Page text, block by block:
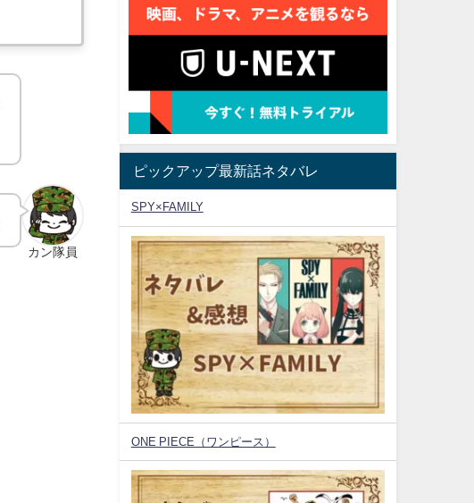
カン隊員
ピックアップ最新話ネタバレ
SPY×FAMILY
ONE PIECE（ワンピース）